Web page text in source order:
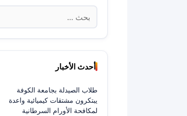
البحث
عن:
أحدث الأخبار
طلاب الصيدلة بجامعة الكوفة
يبتكرون مشتقات كيميائية واعدة
لمكافحة الأورام السرطانية